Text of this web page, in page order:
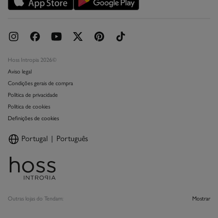
Hoss Intropia 2026©
Aviso legal
Condições gerais de compra
Política de privacidade
Política de cookies
Definições de cookies
Portugal Português
Outras lojas do Tendam: Mostrar